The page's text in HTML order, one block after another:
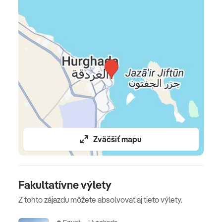
Celková cena nezahŕňa
komplexné cestovné poistenie – viac informácií v CK
Oficiálne hodnotenie
****
Zväčšiť mapu
Fakultatívne výlety
Z tohto zájazdu môžete absolvovať aj tieto výlety.